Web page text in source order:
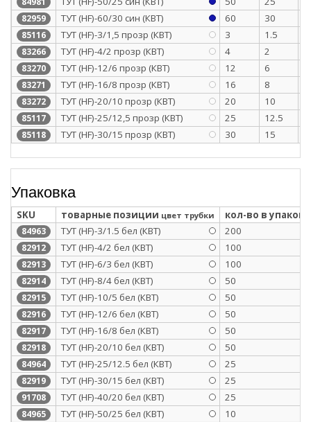
82959 ТУТ (HF)-60/30 син (КВТ) 60 30
85116 ТУТ (HF)-3/1,5 прозр (КВТ) 3 1.5
83266 ТУТ (HF)-4/2 прозр (КВТ) 4 2
83270 ТУТ (HF)-12/6 прозр (КВТ) 12 6
83271 ТУТ (HF)-16/8 прозр (КВТ) 16 8
83272 ТУТ (HF)-20/10 прозр (КВТ) 20 10
85117 ТУТ (HF)-25/12,5 прозр (КВТ) 25 12.5
85118 ТУТ (HF)-30/15 прозр (КВТ) 30 15
Упаковка
SKU товарные позиции цвет трубки кол-во в
84963 ТУТ (HF)-3/1.5 бел (КВТ) 200
82912 ТУТ (HF)-4/2 бел (КВТ) 100
82913 ТУТ (HF)-6/3 бел (КВТ) 100
82914 ТУТ (HF)-8/4 бел (КВТ) 50
82915 ТУТ (HF)-10/5 бел (КВТ) 50
82916 ТУТ (HF)-12/6 бел (КВТ) 50
82917 ТУТ (HF)-16/8 бел (КВТ) 50
82918 ТУТ (HF)-20/10 бел (КВТ) 50
84964 ТУТ (HF)-25/12.5 бел (КВТ) 25
82919 ТУТ (HF)-30/15 бел (КВТ) 25
91708 ТУТ (HF)-40/20 бел (КВТ) 25
84965 ТУТ (HF)-50/25 бел (КВТ) 10